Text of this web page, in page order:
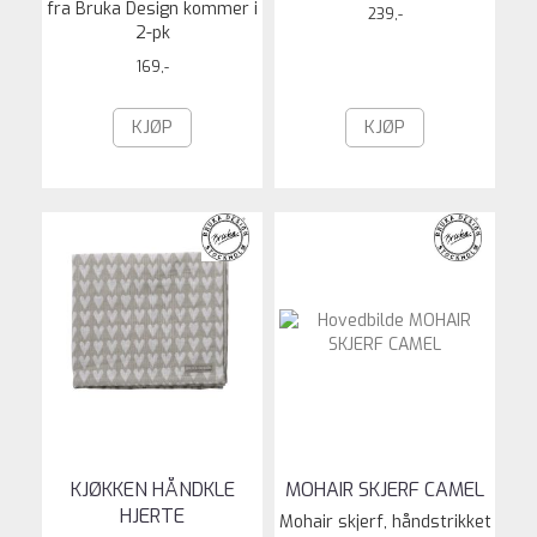
fra Bruka Design kommer i
2-pk
169,-
KJØP
239,-
KJØP
KJØKKEN HÅNDKLE
HJERTE
MOHAIR SKJERF CAMEL
Mohair skjerf, håndstrikket